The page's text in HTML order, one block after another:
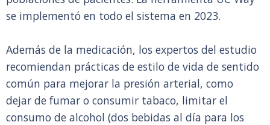
se implementó en todo el sistema en 2023.
Además de la medicación, los expertos del estudio
recomiendan prácticas de estilo de vida de sentido
común para mejorar la presión arterial, como
dejar de fumar o consumir tabaco, limitar el
consumo de alcohol (dos bebidas al día para los